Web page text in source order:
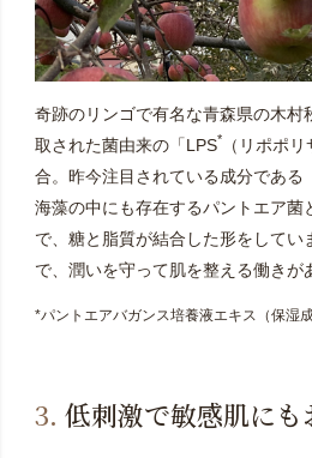
奇跡のリンゴで有名な青森県の木村
取された菌由来の「LPS*（リポポリ
合。昨今注目されている成分である
海藻の中にも存在するパントエア菌
で、糖と脂質が結合した形をしてい
で、潤いを守って肌を整える働きが
*パントエアバガンス培養液エキス（保湿成
3. 低刺激で敏感肌にも